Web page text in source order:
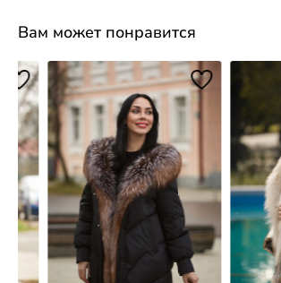
Вам может понравится